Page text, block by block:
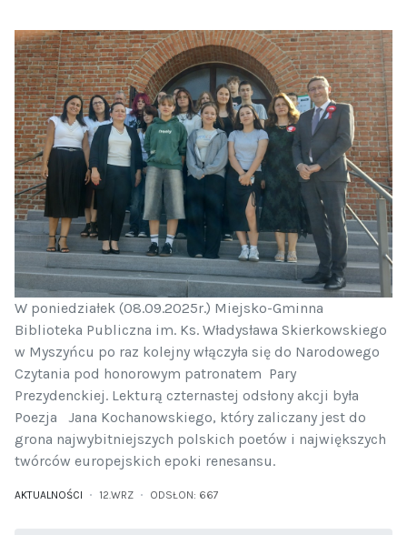
W poniedziałek (08.09.2025r.) Miejsko-Gminna
Biblioteka Publiczna im. Ks. Władysława Skierkowskiego
w Myszyńcu po raz kolejny włączyła się do Narodowego
Czytania pod honorowym patronatem Pary
Prezydenckiej. Lekturą czternastej odsłony akcji była
Poezja Jana Kochanowskiego, który zaliczany jest do
grona najwybitniejszych polskich poetów i największych
twórców europejskich epoki renesansu.
AKTUALNOŚCI 12.WRZ ODSŁON: 667